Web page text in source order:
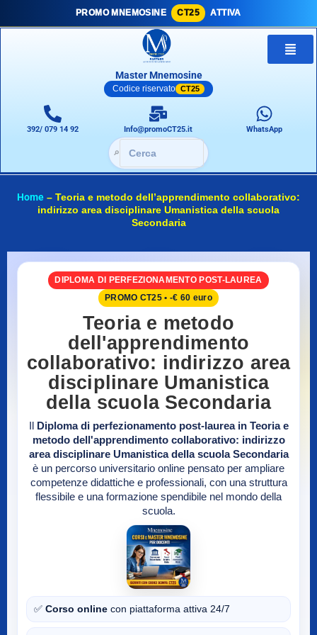
PROMO MNEMOSINE CT25 ATTIVA
Master Mnemosine
Codice riservato CT25
392/ 079 14 92 Info@promoCT25.it WhatsApp
🔎
Home – Teoria e metodo dell’apprendimento collaborativo:
indirizzo area disciplinare Umanistica della scuola
Secondaria
DIPLOMA DI PERFEZIONAMENTO POST-LAUREA
PROMO CT25 • -€ 60 euro
Teoria e metodo
dell'apprendimento
collaborativo: indirizzo area
disciplinare Umanistica
della scuola Secondaria
Diploma di perfezionamento post-laurea in Teoria e
metodo dell'apprendimento collaborativo: indirizzo
area disciplinare Umanistica della scuola Secondaria
è un percorso universitario online pensato per ampliare
competenze didattiche e professionali, con una struttura
flessibile e una formazione spendibile nel mondo della
scuola.
✅ Corso online con piattaforma attiva 24/7